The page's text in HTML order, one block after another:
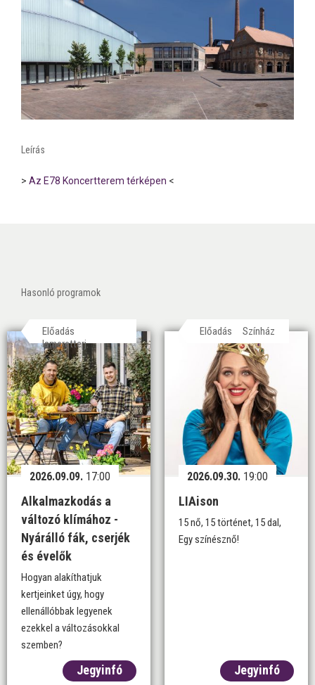
Leírás
> Az E78 Koncertterem térképen <
Hasonló programok
Előadás
Ismeretterj.
2026.09.09. 17:00
Alkalmazkodás a
változó klímához -
Nyárálló fák, cserjék
és évelők
Hogyan alakíthatjuk
kertjeinket úgy, hogy
ellenállóbbak legyenek
ezekkel a változásokkal
szemben?
Jegyinfó
Előadás Színház
2026.09.30. 19:00
LIAison
15 nő, 15 történet, 15 dal,
Egy színésznő!
Jegyinfó